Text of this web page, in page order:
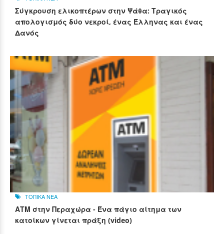
Σύγκρουση ελικοπτέρων στην Ψάθα: Τραγικός
απολογισμός δύο νεκροί, ένας Έλληνας και ένας
Δανός
ΤΟΠΙΚΑ ΝΕΑ
ΑΤΜ στην Περαχώρα - Ένα πάγιο αίτημα των
κατοίκων γίνεται πράξη (video)